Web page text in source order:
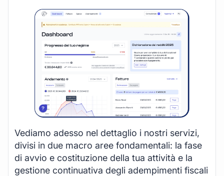
Vediamo adesso nel dettaglio i nostri servizi,
divisi in due macro aree fondamentali: la fase
di avvio e costituzione della tua attività e la
gestione continuativa degli adempimenti fiscali